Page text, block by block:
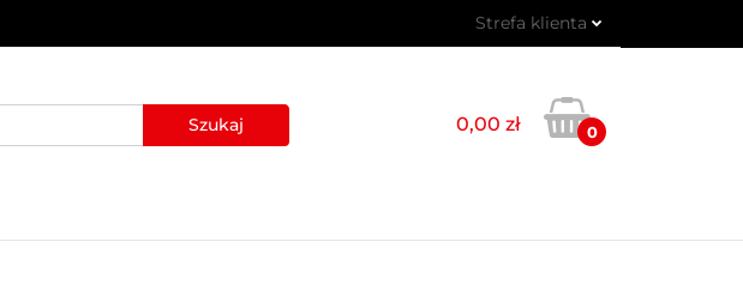
Strefa klienta
Zarejestruj się
Dodaj zgłoszenie
0,00 zł 0